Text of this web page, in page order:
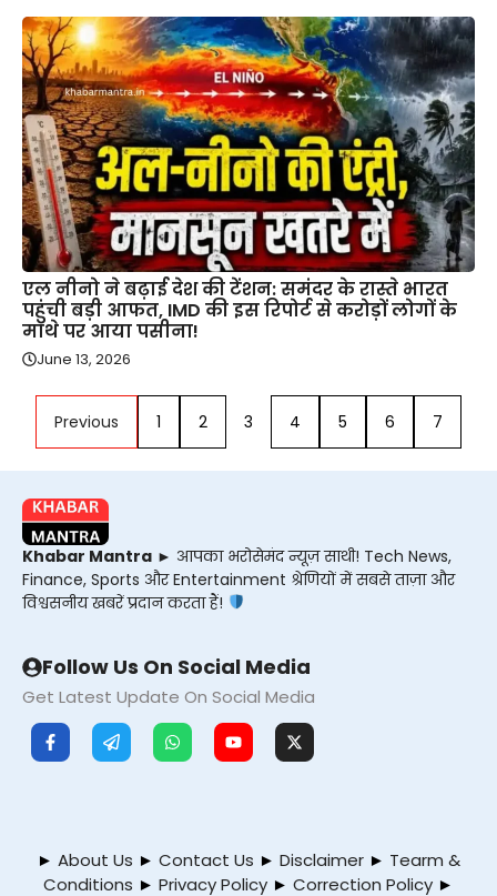
एल नीनो ने बढ़ाई देश की टेंशन: समंदर के रास्ते भारत
पहुंची बड़ी आफत, IMD की इस रिपोर्ट से करोड़ों लोगों के
माथे पर आया पसीना!
June 13, 2026
Previous 1 2 3 4 5 6 7
Khabar Mantra ► आपका भरोसेमंद न्यूज़ साथी! Tech News,
Finance, Sports और Entertainment श्रेणियों में सबसे ताज़ा और
विश्वसनीय खबरें प्रदान करता हैं!
Follow Us On Social Media
Get Latest Update On Social Media
► About Us ► Contact Us ► Disclaimer ► Tearm &
Conditions ► Privacy Policy ► Correction Policy ►